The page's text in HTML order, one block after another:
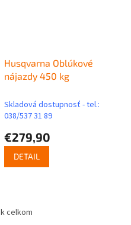
Husqvarna Oblúkové
nájazdy 450 kg
Skladová dostupnosť - tel.:
038/537 31 89
€279,90
DETAIL
celkom